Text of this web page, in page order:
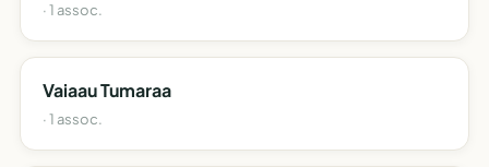
· 1 assoc.
Vaiaau Tumaraa
· 1 assoc.